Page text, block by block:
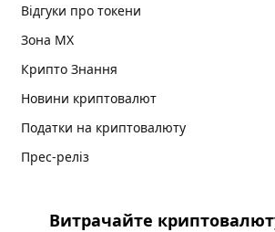
Відгуки про токени
Зона MX
Крипто Знання
Новини криптовалют
Податки на криптовалюту
Прес-реліз
Витрачайте